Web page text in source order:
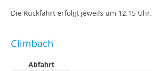
Die Rückfahrt erfolgt jeweils um 12.15 Uhr.
Climbach
Abfahrt